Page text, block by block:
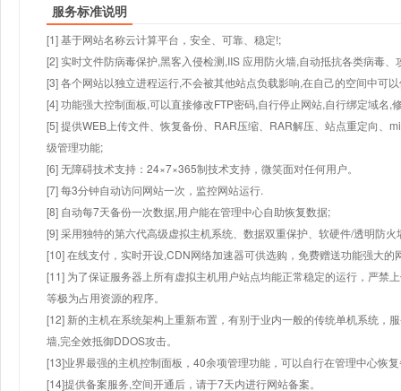
服务标准说明
[1] 基于网站名称云计算平台，安全、可靠、稳定!;
[2] 实时文件防病毒保护,黑客入侵检测,IIS 应用防火墙,自动抵抗各类病毒、
[3] 各个网站以独立进程运行,不会被其他站点负载影响,在自己的空间中可
[4] 功能强大控制面板,可以直接修改FTP密码,自行停止网站,自行绑定域名,
[5] 提供WEB上传文件、恢复备份、RAR压缩、RAR解压、站点重定向、
级管理功能;
[6] 无障碍技术支持：24×7×365制技术支持，微笑面对任何用户。
[7] 每3分钟自动访问网站一次，监控网站运行.
[8] 自动每7天备份一次数据,用户能在管理中心自助恢复数据;
[9] 采用独特的第六代高级虚拟主机系统、数据双重保护、软硬件/透明防火
[10] 在线支付，实时开设,CDN网络加速器可供选购，免费赠送功能强大
[11] 为了保证服务器上所有虚拟主机用户站点均能正常稳定的运行，严禁
等极为占用资源的程序。
[12] 新的主机在系统架构上重新布置，有别于业内一般的传统单机系统，
墙,完全效抵御DDOS攻击。
[13]业界最强的主机控制面板，40余项管理功能，可以自行在管理中心恢
[14]提供备案服务,空间开通后，请于7天内进行网站备案。